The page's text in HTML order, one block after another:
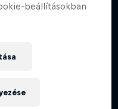
beállításokban